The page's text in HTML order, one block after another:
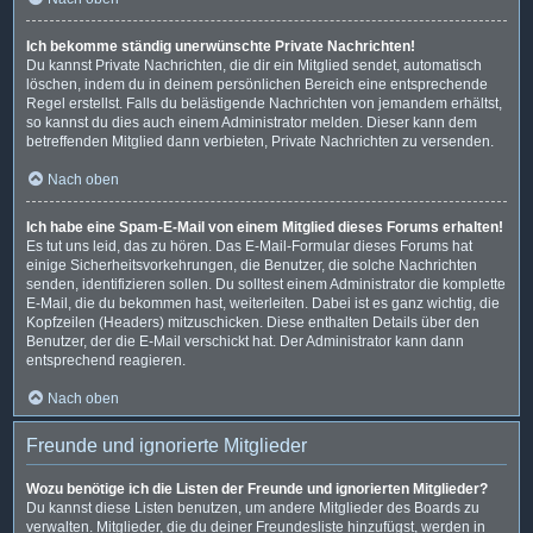
Ich bekomme ständig unerwünschte Private Nachrichten!
Du kannst Private Nachrichten, die dir ein Mitglied sendet, automatisch
löschen, indem du in deinem persönlichen Bereich eine entsprechende
Regel erstellst. Falls du belästigende Nachrichten von jemandem erhältst,
so kannst du dies auch einem Administrator melden. Dieser kann dem
betreffenden Mitglied dann verbieten, Private Nachrichten zu versenden.
Nach oben
Ich habe eine Spam-E-Mail von einem Mitglied dieses Forums erhalten!
Es tut uns leid, das zu hören. Das E-Mail-Formular dieses Forums hat
einige Sicherheitsvorkehrungen, die Benutzer, die solche Nachrichten
senden, identifizieren sollen. Du solltest einem Administrator die komplette
E-Mail, die du bekommen hast, weiterleiten. Dabei ist es ganz wichtig, die
Kopfzeilen (Headers) mitzuschicken. Diese enthalten Details über den
Benutzer, der die E-Mail verschickt hat. Der Administrator kann dann
entsprechend reagieren.
Nach oben
Freunde und ignorierte Mitglieder
Wozu benötige ich die Listen der Freunde und ignorierten Mitglieder?
Du kannst diese Listen benutzen, um andere Mitglieder des Boards zu
verwalten. Mitglieder, die du deiner Freundesliste hinzufügst, werden in